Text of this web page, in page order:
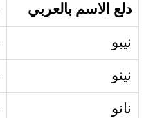
دلع الاسم بالعربي
نيبو
نينو
نانو